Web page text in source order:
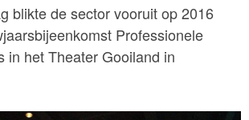
blikte de sector vooruit op 2016
Professionele
in het Theater Gooiland in